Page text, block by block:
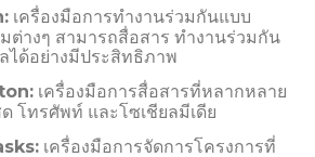
เครื่องมือการทำงานร่วมกันแบบ
ต่างๆ สามารถสื่อสาร ทำงานร่วมกัน
ได้อย่างมีประสิทธิภาพ
เครื่องมือการสื่อสารที่หลากหลาย
โทรศัพท์ และโซเชียลมีเดีย
เครื่องมือการจัดการโครงการที่